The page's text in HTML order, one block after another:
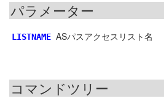
パラメーター
LISTNAME ASパスアクセスリスト名
コマンドツリー